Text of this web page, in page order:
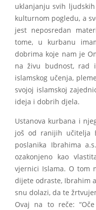
uklanjanju svih
kulturnom pogledu, a
jest neposredan
tome, u kurbanu
dobrima koje nam je
na živu budnost, rad
islamskog učenja,
svojoj islamskoj
ideja i dobrih djela.
Ustanova kurbana i
još od ranijih učitelja
poslanika Ibrahima
ozakonjeno kao
vjernici Islama. O tom
dijete odraste, Ibrahim
snu dolazi, da te
Ovaj na to reče: